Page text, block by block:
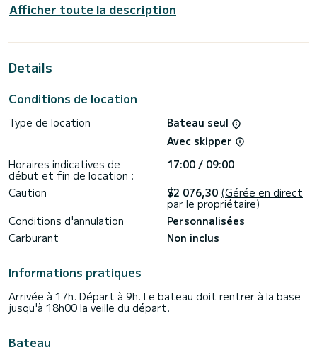
80 chevaux. Les 3 cabines permettent d'accueillir 8
Ce Hanse 458 est pourvu de 2 toilettes avec douche.
Il possède notamment les équipements suivants : Pilote
directement via la plateforme, nous reviendrons vers vous
avec nos meilleures propositions.
Afficher toute la description
Details
Conditions de location
Type de location
Bateau seul
Avec skipper
Horaires indicatives de
début et fin de location :
17:00 / 09:00
Caution
$2 076,30 (Gérée en direct
par le propriétaire)
Conditions d'annulation
Personnalisées
Carburant
Non inclus
Informations pratiques
Arrivée à 17h. Départ à 9h. Le bateau doit rentrer à la base
jusqu'à 18h00 la veille du départ.
Bateau